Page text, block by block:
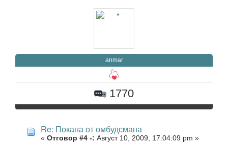
anmar
1770
Re: Покана от омбудсмана
« Отговор #4 -: Август 10, 2009, 17:04:09 pm »